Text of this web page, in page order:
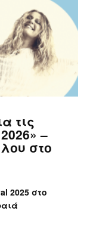
τις
–
στο
2025 στο